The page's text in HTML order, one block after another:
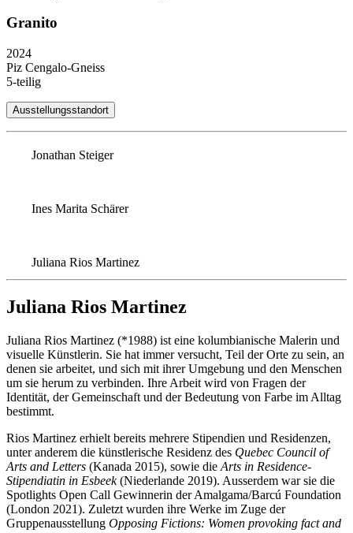
Granito
2024
Piz Cengalo-Gneiss
5-teilig
Ausstellungsstandort
Juliana Rios Martinez
Juliana Rios Martinez (*1988) ist eine kolumbianische Malerin und
visuelle Künstlerin. Sie hat immer versucht, Teil der Orte zu sein, an
denen sie arbeitet, und sich mit ihrer Umgebung und den Menschen
um sie herum zu verbinden. Ihre Arbeit wird von Fragen der
Identität, der Gemeinschaft und der Bedeutung von Farbe im Alltag
bestimmt.
Rios Martinez erhielt bereits mehrere Stipendien und Residenzen,
unter anderem die künstlerische Residenz des Quebec Council of
Arts and Letters (Kanada 2015), sowie die Arts in Residence-
Stipendiatin in Esbeek(Niederlande 2019). Ausserdem war sie die
Spotlights Open Call Gewinnerin der Amalgama/Barcú Foundation
(London 2021). Zuletzt wurden ihre Werke im Zuge der
Gruppenausstellung Opposing Fictions: Women provoking fact and
Jonathan Steiger
Ines Marita Schärer
Juliana Rios Martinez